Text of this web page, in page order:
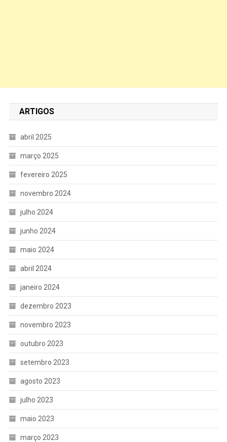
ARTIGOS
abril 2025
março 2025
fevereiro 2025
novembro 2024
julho 2024
junho 2024
maio 2024
abril 2024
janeiro 2024
dezembro 2023
novembro 2023
outubro 2023
setembro 2023
agosto 2023
julho 2023
maio 2023
março 2023